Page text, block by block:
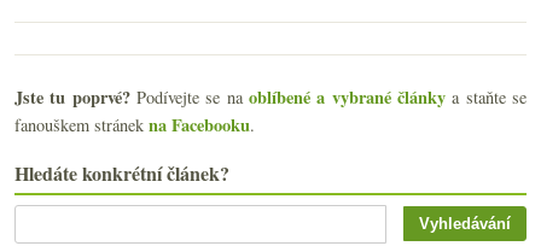
Jste tu poprvé?Podívejte se naoblíbené a vybrané články a staňte se
fanouškem stránek na Facebooku.
Hledáte konkrétní článek?